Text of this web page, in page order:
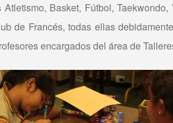
Basket, Fútbol,
de Francés, todas ellas
encargados del área de